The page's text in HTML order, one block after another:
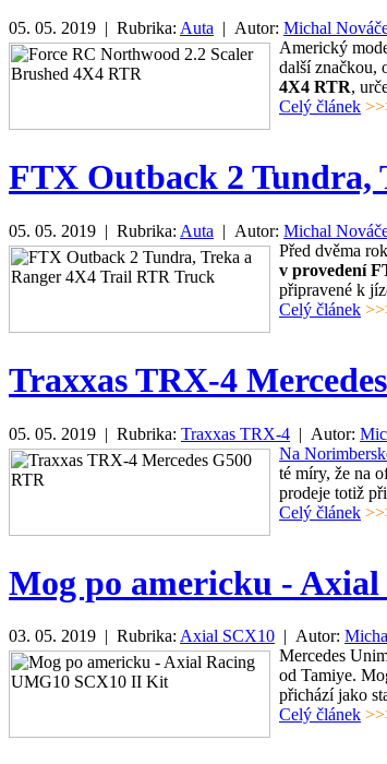
05. 05. 2019 | Rubrika: Auta | Autor: Michal
Americký
další značkou,
4X4 RTR,
Celý článek
FTX Outback 2 Tundra,
05. 05. 2019 | Rubrika: Auta | Autor: Michal
Před dvěma
v provedení
připravené k
Celý článek
Traxxas TRX-4
05. 05. 2019 | Rubrika: Traxxas TRX-4 | Autor:
Na
té míry, že na
prodeje totiž
Celý článek
Mog po americku -
03. 05. 2019 | Rubrika: Axial SCX10 | Autor:
Mercedes
od Tamiye.
přichází jako
Celý článek